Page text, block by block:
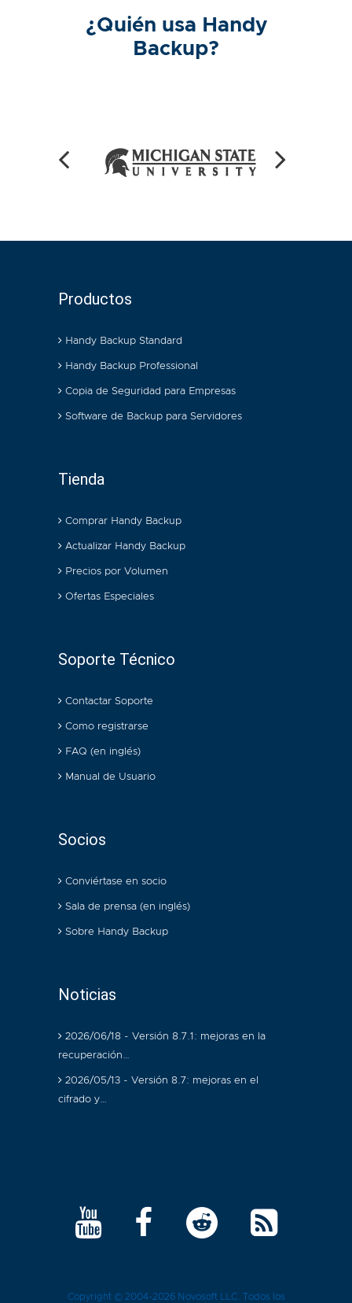
¿Quién usa Handy
Backup?
Productos
Handy Backup Standard
Handy Backup Professional
Copia de Seguridad para Empresas
Software de Backup para Servidores
Tienda
Comprar Handy Backup
Actualizar Handy Backup
Precios por Volumen
Ofertas Especiales
Soporte Técnico
Contactar Soporte
Como registrarse
FAQ (en inglés)
Manual de Usuario
Socios
Conviértase en socio
Sala de prensa (en inglés)
Sobre Handy Backup
Noticias
2026/06/18 - Versión 8.7.1: mejoras en la
recuperación…
2026/05/13 - Versión 8.7: mejoras en el
cifrado y…
Copyright © 2004-2026 Novosoft LLC. Todos los